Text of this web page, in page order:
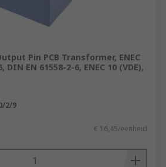
Pin PCB Transformer, ENEC
DIN EN 61558-2-6, ENEC 10 (VDE),
2/9
€ 16,45/eenheid